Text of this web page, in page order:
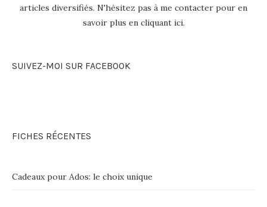
articles diversifiés. N'hésitez pas à me contacter pour en
savoir plus en cliquant ici.
SUIVEZ-MOI SUR FACEBOOK
FICHES RÉCENTES
Cadeaux pour Ados: le choix unique